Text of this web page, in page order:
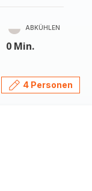
ABKÜHLEN
0 Min.
4 Personen